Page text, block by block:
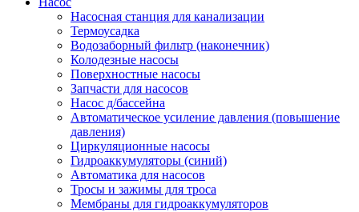
Насосная станция для канализации
Термоусадка
Водозаборный фильтр (наконечник)
Колодезные насосы
Поверхностные насосы
Запчасти для насосов
Насос д/бассейна
Автоматическое усиление давления (повышение
давления)
Циркуляционные насосы
Гидроаккумуляторы (синий)
Автоматика для насосов
Тросы и зажимы для троса
Мембраны для гидроаккумуляторов